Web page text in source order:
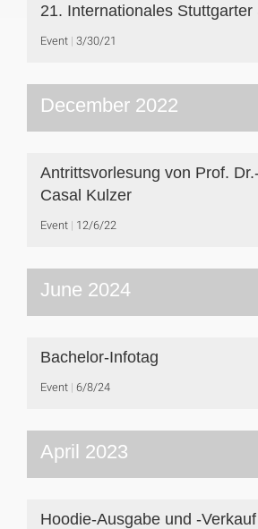
21. Internationales Stuttgarter
Event 3/30/21
December 2022
Antrittsvorlesung von Prof.
Casal Kulzer
Event 12/6/22
June 2024
Bachelor-Infotag
Event 6/8/24
April 2023
Hoodie-Ausgabe und -Verkauf